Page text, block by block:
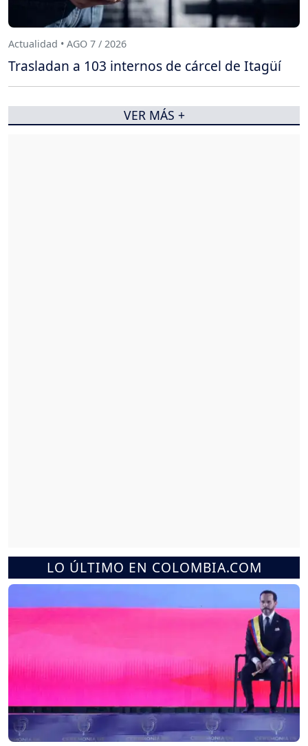
LO ÚLTIMO EN COLOMBIA.COM
Actualidad • AGO 7 / 2026
Trasladan a 103 internos de cárcel de Itagüí
VER MÁS +